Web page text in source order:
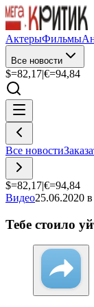
АктерыФильмы
Все новости
$=82,17|€=94,84
Все новости
$=82,17|€=94,84
Видео25.06.2020 в
Тебе стоило